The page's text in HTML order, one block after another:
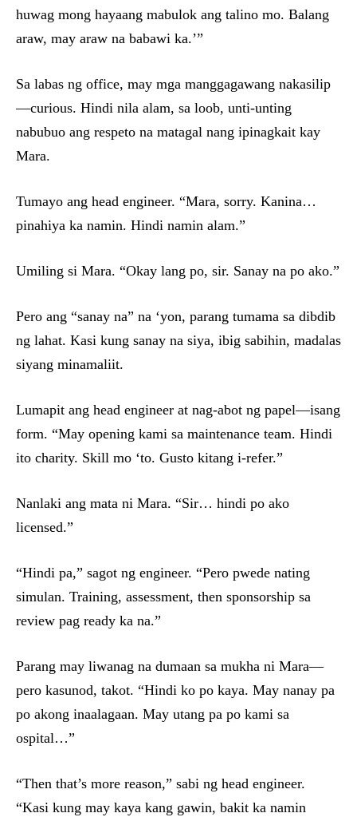
huwag mong hayaang mabulok ang talino mo. Balang
araw, may araw na babawi ka.’”
Sa labas ng office, may mga manggagawang nakasilip
—curious. Hindi nila alam, sa loob, unti-unting
nabubuo ang respeto na matagal nang ipinagkait kay
Mara.
Tumayo ang head engineer. “Mara, sorry. Kanina…
pinahiya ka namin. Hindi namin alam.”
Umiling si Mara. “Okay lang po, sir. Sanay na po ako.”
Pero ang “sanay na” na ‘yon, parang tumama sa dibdib
ng lahat. Kasi kung sanay na siya, ibig sabihin, madalas
siyang minamaliit.
Lumapit ang head engineer at nag-abot ng papel—isang
form. “May opening kami sa maintenance team. Hindi
ito charity. Skill mo ‘to. Gusto kitang i-refer.”
Nanlaki ang mata ni Mara. “Sir… hindi po ako
licensed.”
“Hindi pa,” sagot ng engineer. “Pero pwede nating
simulan. Training, assessment, then sponsorship sa
review pag ready ka na.”
Parang may liwanag na dumaan sa mukha ni Mara—
pero kasunod, takot. “Hindi ko po kaya. May nanay pa
po akong inaalagaan. May utang pa po kami sa
ospital…”
“Then that’s more reason,” sabi ng head engineer.
“Kasi kung may kaya kang gawin, bakit ka namin